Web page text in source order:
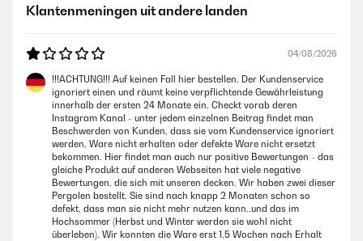
Klantenmeningen uit andere landen
04/08/2026
!!!ACHTUNG!!! Auf keinen Fall hier bestellen. Der Kundenservice
ignoriert einen und räumt keine verpflichtende Gewährleistung
innerhalb der ersten 24 Monate ein. Checkt vorab deren
Instagram Kanal - unter jedem einzelnen Beitrag findet man
Beschwerden von Kunden, dass sie vom Kundenservice ignoriert
werden, Ware nicht erhalten oder defekte Ware nicht ersetzt
bekommen. Hier findet man auch nur positive Bewertungen - das
gleiche Produkt auf anderen Webseiten hat viele negative
Bewertungen, die sich mit unseren decken. Wir haben zwei dieser
Pergolen bestellt. Sie sind nach knapp 2 Monaten schon so
defekt, dass man sie nicht mehr nutzen kann..und das im
Hochsommer (Herbst und Winter werden sie wohl nicht
überleben). Wir konnten die Ware erst 1,5 Wochen nach Erhalt